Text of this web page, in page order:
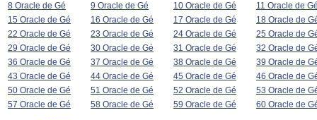
8 Oracle de Gé
9 Oracle de Gé 10 Oracle de Gé
11 Oracle de
15 Oracle de Gé
16 Oracle de Gé 17 Oracle de Gé
18 Oracle de
22 Oracle de Gé
23 Oracle de Gé 24 Oracle de Gé
25 Oracle de
29 Oracle de Gé
30 Oracle de Gé 31 Oracle de Gé
32 Oracle de
36 Oracle de Gé
37 Oracle de Gé 38 Oracle de Gé
39 Oracle de
43 Oracle de Gé
44 Oracle de Gé 45 Oracle de Gé
46 Oracle de
50 Oracle de Gé
51 Oracle de Gé 52 Oracle de Gé
53 Oracle de
57 Oracle de Gé
58 Oracle de Gé 59 Oracle de Gé 60 Oracle de